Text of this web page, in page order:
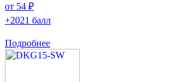
от 54 ₽
+2021 балл
Подробнее